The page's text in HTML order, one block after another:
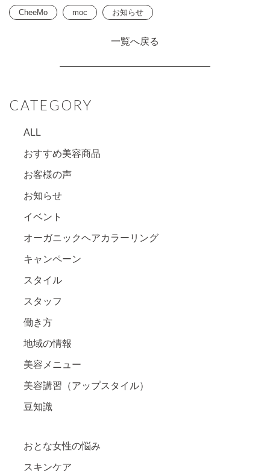
CATEGORY
ALL
おすすめ美容商品
お客様の声
お知らせ
イベント
オーガニックヘアカラーリング
キャンペーン
スタイル
スタッフ
働き方
地域の情報
美容メニュー
美容講習（アップスタイル）
豆知識
おとな女性の悩み
スキンケア
CheeMo moc お知らせ
一覧へ戻る